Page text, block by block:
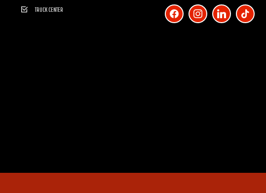
TRUCK CENTER
facebook instagram linkedin tiktok